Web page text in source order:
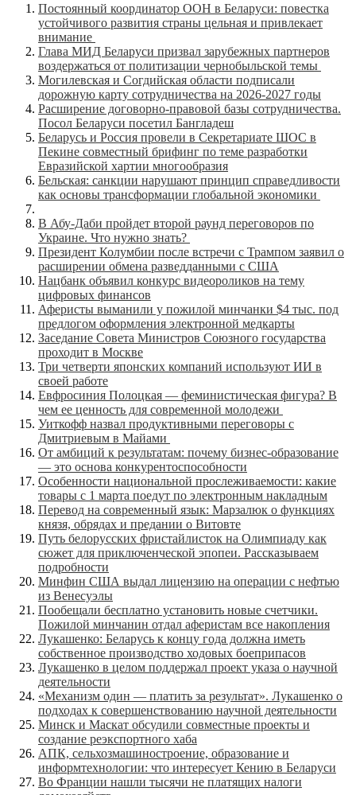
Постоянный координатор ООН в Беларуси: повестка
устойчивого развития страны цельная и привлекает
внимание
Глава МИД Беларуси призвал зарубежных партнеров
воздержаться от политизации чернобыльской темы
Могилевская и Согдийская области подписали
дорожную карту сотрудничества на 2026-2027 годы
Расширение договорно-правовой базы сотрудничества.
Посол Беларуси посетил Бангладеш
Беларусь и Россия провели в Секретариате ШОС в
Пекине совместный брифинг по теме разработки
Евразийской хартии многообразия
Бельская: санкции нарушают принцип справедливости
как основы трансформации глобальной экономики
В Абу-Даби пройдет второй раунд переговоров по
Украине. Что нужно знать?
Президент Колумбии после встречи с Трампом заявил о
расширении обмена разведданными с США
Нацбанк объявил конкурс видеороликов на тему
цифровых финансов
Аферисты выманили у пожилой минчанки $4 тыс. под
предлогом оформления электронной медкарты
Заседание Совета Министров Союзного государства
проходит в Москве
Три четверти японских компаний используют ИИ в
своей работе
Евфросиния Полоцкая — феминистическая фигура? В
чем ее ценность для современной молодежи
Уиткофф назвал продуктивными переговоры с
Дмитриевым в Майами
От амбиций к результатам: почему бизнес-образование
— это основа конкурентоспособности
Особенности национальной прослеживаемости: какие
товары с 1 марта поедут по электронным накладным
Перевод на современный язык: Марзалюк о функциях
князя, обрядах и предании о Витовте
Путь белорусских фристайлисток на Олимпиаду как
сюжет для приключенческой эпопеи. Рассказываем
подробности
Минфин США выдал лицензию на операции с нефтью
из Венесуэлы
Пообещали бесплатно установить новые счетчики.
Пожилой минчанин отдал аферистам все накопления
Лукашенко: Беларусь к концу года должна иметь
собственное производство ходовых боеприпасов
Лукашенко в целом поддержал проект указа о научной
деятельности
«Механизм один — платить за результат». Лукашенко о
подходах к совершенствованию научной деятельности
Минск и Маскат обсудили совместные проекты и
создание реэкспортного хаба
АПК, сельхозмашиностроение, образование и
информтехнологии: что интересует Кению в Беларуси
Во Франции нашли тысячи не платящих налоги